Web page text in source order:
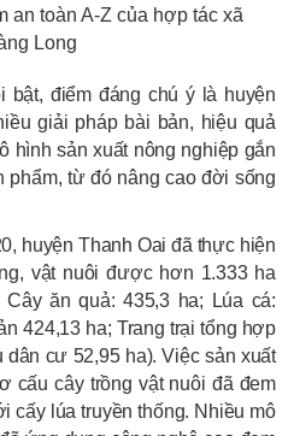
an toàn A-Z của hợp tác xã
Long
bật, điểm đáng chú ý là huyện
giải pháp bài bản, hiệu quả
hình sản xuất nông nghiệp gắn
phẩm, từ đó nâng cao đời sống
huyện Thanh Oai đã thực hiện
vật nuôi được hơn 1.333 ha
ăn quả: 435,3 ha; Lúa cá:
424,13 ha; Trang trại tổng hợp
dân cư 52,95 ha). Việc sản xuất
cấu cây trồng vật nuôi đã đem
cấy lúa truyền thống. Nhiều mô